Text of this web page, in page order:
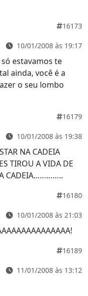
16173
10/01/2008 às 19:17
estavamos te
ainda, você é a
o seu lombo
16179
10/01/2008 às 19:38
NA CADEIA
TIROU A VIDA DE
CADEIA…………..
16180
10/01/2008 às 21:03
16189
11/01/2008 às 13:12